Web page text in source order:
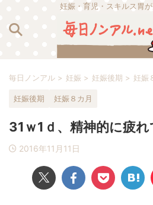
妊娠・育児・スキルス胃
毎日ノンアル > 妊娠 > 妊娠後期 > 妊娠
妊娠後期 妊娠８カ月
31ｗ1ｄ、精神的に疲れ
2016年11月11日